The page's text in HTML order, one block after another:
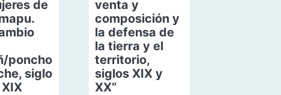
de
poncho
siglo
venta y
composición y
la defensa de
la tierra y el
territorio,
siglos XIX y
XX”